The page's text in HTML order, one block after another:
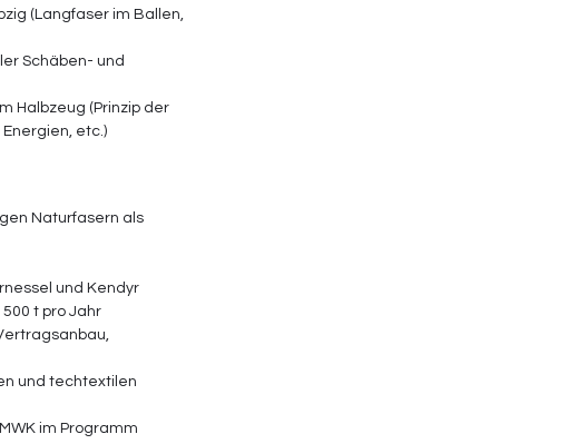
(Langfaser im Ballen,
Schäben- und
Halbzeug (Prinzip der
etc.)
Naturfasern als
und Kendyr
t pro Jahr
und techtextilen
im Programm